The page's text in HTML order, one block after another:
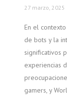
27 marzo, 2025
En el
de bots y la
significativos
experiencias
gamers, y